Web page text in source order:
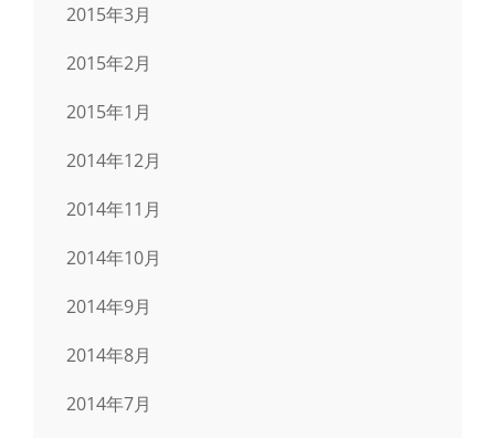
2015年3月
2015年2月
2015年1月
2014年12月
2014年11月
2014年10月
2014年9月
2014年8月
2014年7月